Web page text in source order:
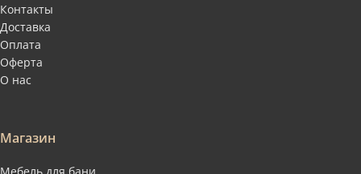
Контакты
Доставка
Оплата
Оферта
О нас
Магазин